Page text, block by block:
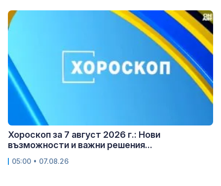
Хороскоп за 7 август 2026 г.: Нови
възможности и важни решения...
05:00 • 07.08.26